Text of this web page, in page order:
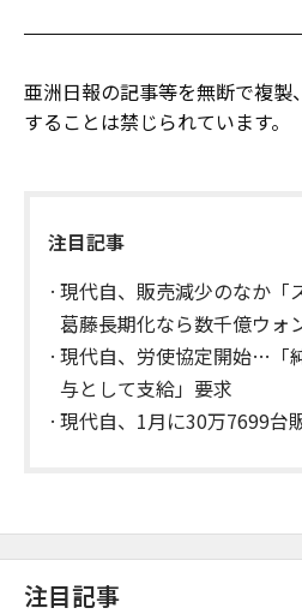
亜洲日報の記事等を無断で複製
することは禁じられています。
注目記事
現代自、販売減少のなか
葛藤長期化なら数千億ウォ
現代自、労使協定開始…「
与として支給」要求
現代自、1月に30万7699
注目記事